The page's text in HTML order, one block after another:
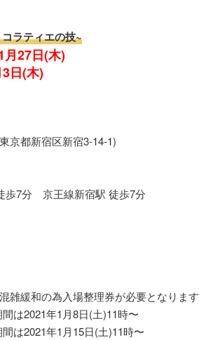
ラティエの技~
月27日(木)
日(木)
京都新宿区新宿3-14-1)
歩7分 京王線新宿駅 徒歩7分
雑緩和の為入場整理券が必要となります
は2021年1月8日(土)11時〜
は2021年1月15日(土)11時〜